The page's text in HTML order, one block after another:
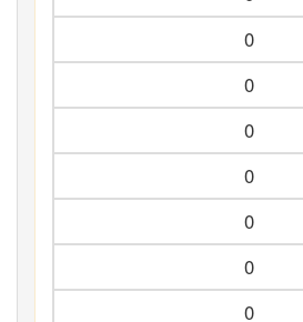
0
0
0
0
0
0
0